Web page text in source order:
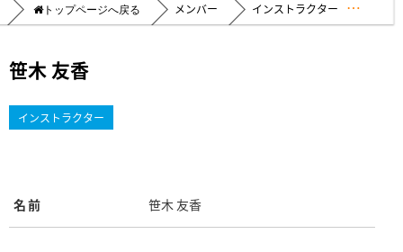
メンバー インストラクター
笹木 友香
インストラクター
名前 笹木 友香